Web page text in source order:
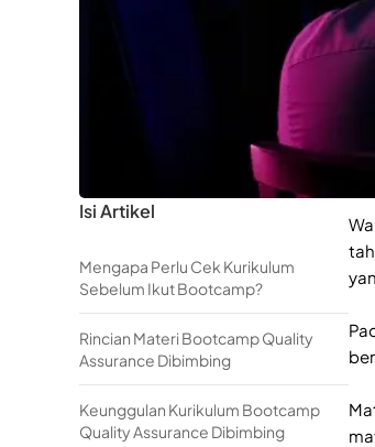
Isi Artikel
Mengapa Perlu Cek Kurikulum
Sebelum Ikut Bootcamp?
Rincian Materi Bootcamp Quality
Assurance Dibimbing
Keunggulan Kurikulum Bootcamp
Quality Assurance Dibimbing